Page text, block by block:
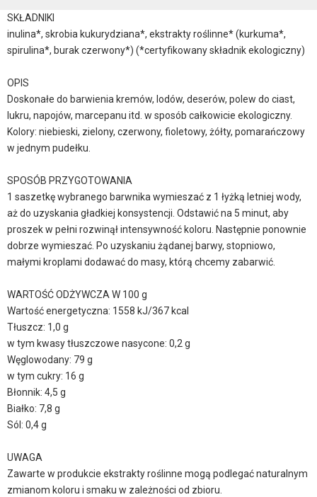
SKŁADNIKI
inulina*, skrobia kukurydziana*, ekstrakty roślinne* (kurkuma*,
spirulina*, burak czerwony*) (*certyfikowany składnik ekologiczny)
OPIS
Doskonałe do barwienia kremów, lodów, deserów, polew do ciast,
lukru, napojów, marcepanu itd. w sposób całkowicie ekologiczny.
Kolory: niebieski, zielony, czerwony, fioletowy, żółty, pomarańczowy
w jednym pudełku.
SPOSÓB PRZYGOTOWANIA
1 saszetkę wybranego barwnika wymieszać z 1 łyżką letniej wody,
aż do uzyskania gładkiej konsystencji. Odstawić na 5 minut, aby
proszek w pełni rozwinął intensywność koloru. Następnie ponownie
dobrze wymieszać. Po uzyskaniu żądanej barwy, stopniowo,
małymi kroplami dodawać do masy, którą chcemy zabarwić.
WARTOŚĆ ODŻYWCZA W 100 g
Wartość energetyczna: 1558 kJ/367 kcal
Tłuszcz: 1,0 g
w tym kwasy tłuszczowe nasycone: 0,2 g
Węglowodany: 79 g
w tym cukry: 16 g
Błonnik: 4,5 g
Białko: 7,8 g
Sól: 0,4 g
UWAGA
Zawarte w produkcie ekstrakty roślinne mogą podlegać naturalnym
zmianom koloru i smaku w zależności od zbioru.